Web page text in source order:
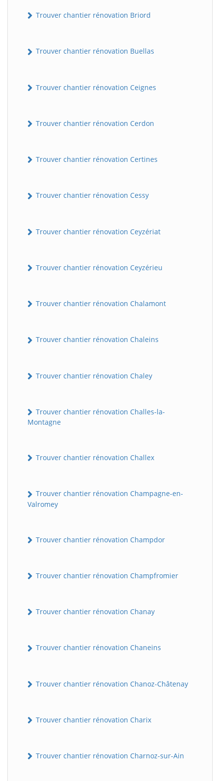
Trouver chantier rénovation Briord
Trouver chantier rénovation Buellas
Trouver chantier rénovation Ceignes
Trouver chantier rénovation Cerdon
Trouver chantier rénovation Certines
Trouver chantier rénovation Cessy
Trouver chantier rénovation Ceyzériat
Trouver chantier rénovation Ceyzérieu
Trouver chantier rénovation Chalamont
Trouver chantier rénovation Chaleins
Trouver chantier rénovation Chaley
Trouver chantier rénovation Challes-la-
Montagne
Trouver chantier rénovation Challex
Trouver chantier rénovation Champagne-en-
Valromey
Trouver chantier rénovation Champdor
Trouver chantier rénovation Champfromier
Trouver chantier rénovation Chanay
Trouver chantier rénovation Chaneins
Trouver chantier rénovation Chanoz-Châtenay
Trouver chantier rénovation Charix
Trouver chantier rénovation Charnoz-sur-Ain